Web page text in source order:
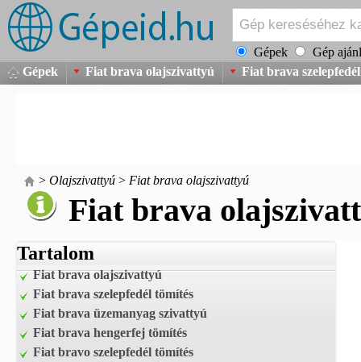
Gépek
Gép
Gépek
Fiat brava olajszivattyú Fiat brava
> Olajszivattyú > Fiat brava olajszivattyú
Fiat brava
Tartalom
Fiat brava olajszivattyú
Fiat brava szelepfedél tömítés
Fiat brava üzemanyag szivattyú
Fiat brava hengerfej tömítés
Fiat bravo szelepfedél tömítés